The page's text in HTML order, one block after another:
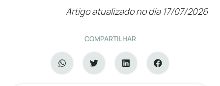
Artigo atualizado no dia 17/07/2026
COMPARTILHAR